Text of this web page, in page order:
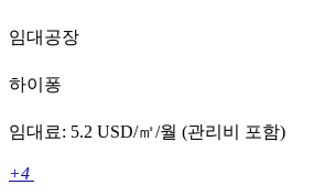
임대공장
하이퐁
임대료: 5.2 USD/㎡/월 (관리비 포함)
+4